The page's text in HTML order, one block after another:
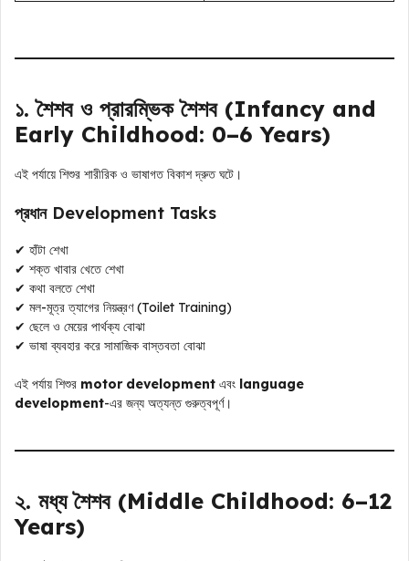
১. শৈশব ও প্রারম্ভিক শৈশব (Infancy and
Early Childhood: 0–6 Years)
এই পর্যায়ে শিশুর শারীরিক ও ভাষাগত বিকাশ দ্রুত ঘটে।
প্রধান Development Tasks
✔ হাঁটা শেখা
✔ শক্ত খাবার খেতে শেখা
✔ কথা বলতে শেখা
✔ মল-মূত্র ত্যাগের নিয়ন্ত্রণ (Toilet Training)
✔ ছেলে ও মেয়ের পার্থক্য বোঝা
✔ ভাষা ব্যবহার করে সামাজিক বাস্তবতা বোঝা
এই পর্যায় শিশুর motor development এবং language
development-এর জন্য অত্যন্ত গুরুত্বপূর্ণ।
২. মধ্য শৈশব (Middle Childhood: 6–12
Years)